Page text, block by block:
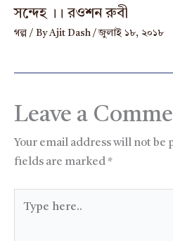
সন্দেহ ।। রওশন রুবী
গল্প / ByAjit Dash /জুলাই ১৮, ২০১৮
Leave a
Your email address will not be
fields are marked*
here..